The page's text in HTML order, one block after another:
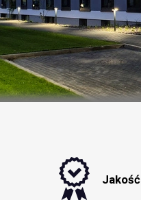
Jakość